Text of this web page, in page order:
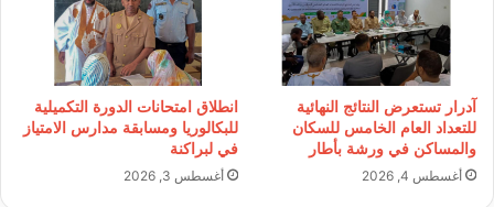
آدرار تستعرض النتائج النهائية
للتعداد العام الخامس للسكان
والمساكن في ورشة بأطار
أغسطس 4, 2026
انطلاق امتحانات الدورة التكميلية
للبكالوريا ومسابقة مدارس الامتياز
في لبراكنة
أغسطس 3, 2026